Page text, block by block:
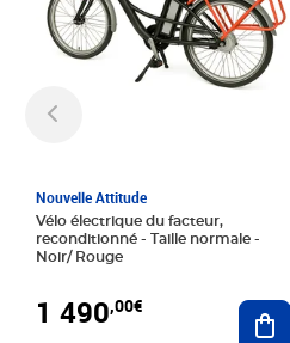
Nouvelle Attitude
Vélo électrique du facteur,
reconditionné - Taille normale -
Noir/ Rouge
1 490,00€